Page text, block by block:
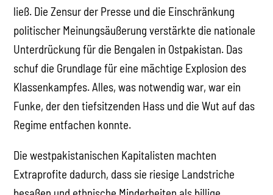
ließ. Die Zensur der Presse und die Einschränkung
politischer Meinungsäußerung verstärkte die nationale
Unterdrückung für die Bengalen in Ostpakistan. Das
schuf die Grundlage für eine mächtige Explosion des
Klassenkampfes. Alles, was notwendig war, war ein
Funke, der den tiefsitzenden Hass und die Wut auf das
Regime entfachen konnte.
Die westpakistanischen Kapitalisten machten
Extraprofite dadurch, dass sie riesige Landstriche